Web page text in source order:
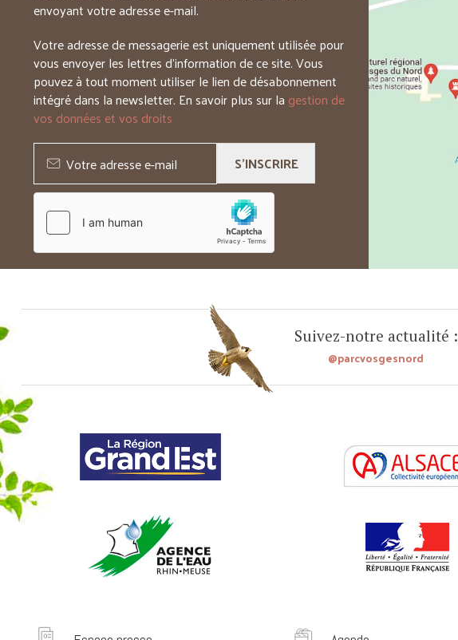
envoyant votre adresse e-mail.
Votre adresse de messagerie est uniquement utilisée pour
vous envoyer les lettres d’information de ce site. Vous
pouvez à tout moment utiliser le lien de désabonnement
intégré dans la newsletter. En savoir plus sur la gestion de
vos données et vos droits
S'INSCRIRE
Suivez-notre actualité :
@parcvosgesnord